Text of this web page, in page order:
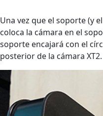
Una vez que el soporte (y
coloca la cámara en el
soporte encajará con el
posterior de la cámara XT2.